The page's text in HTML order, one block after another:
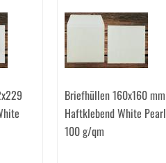
Briefhüllen 160x160 mm
Haftklebend White Pearl
100 g/qm